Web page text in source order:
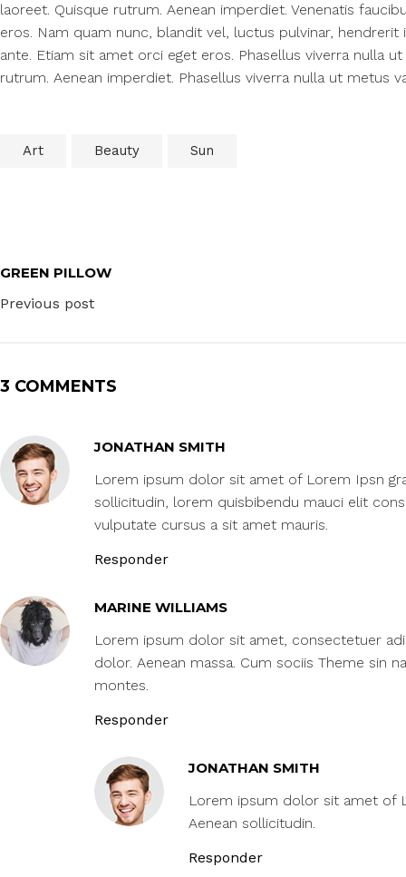
laoreet. Quisque rutrum. Aenean imperdiet. Venenatis
eros. Nam quam nunc, blandit vel, luctus pulvinar,
ante. Etiam sit amet orci eget eros. Phasellus viverra nulla
rutrum. Aenean imperdiet. Phasellus viverra nulla ut metus
Art Beauty Sun
GREEN PILLOW
Previous post
3 COMMENTS
JONATHAN SMITH
Lorem ipsum dolor sit amet of Lorem Ipsn
sollicitudin, lorem quisbibendu mauci elit
vulputate cursus a sit amet mauris.
Responder
MARINE WILLIAMS
Lorem ipsum dolor sit amet, consectetuer
dolor. Aenean massa. Cum sociis Theme sin
montes.
Responder
JONATHAN SMITH
Lorem ipsum dolor sit amet of
Aenean sollicitudin.
Responder